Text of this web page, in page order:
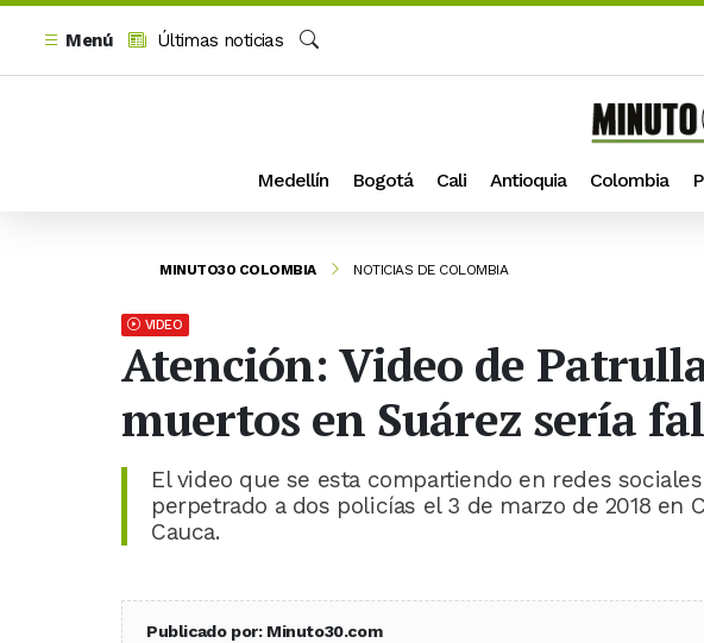
Menú
Últimas noticias
Medellín Bogotá Cali Antioquia Colombia
MINUTO30 COLOMBIA NOTICIAS DE COLOMBIA
VIDEO
Atención: Video de
muertos en Suárez sería
El video que se esta compartiendo en redes
perpetrado a dos policías el 3 de marzo de 2018 en
Cauca.
Publicado por: Minuto30.com